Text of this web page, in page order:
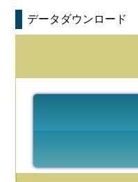
データダウンロード